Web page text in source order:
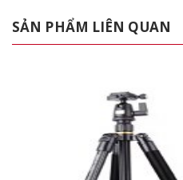
SẢN PHẨM LIÊN QUAN